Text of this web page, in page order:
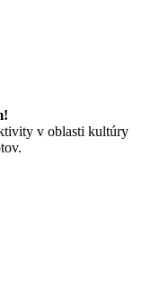
v oblasti kultúry